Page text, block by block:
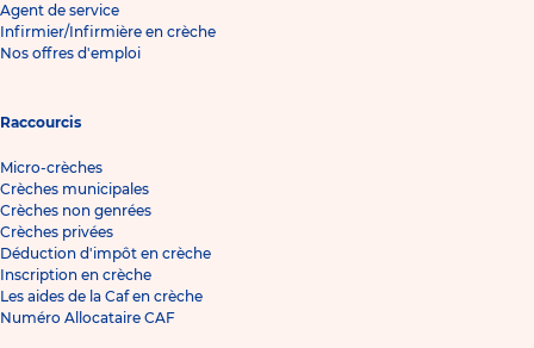
Agent de service
Infirmier/Infirmière en crèche
Nos offres d'emploi
Raccourcis
Micro-crèches
Crèches municipales
Crèches non genrées
Crèches privées
Déduction d'impôt en crèche
Inscription en crèche
Les aides de la Caf en crèche
Numéro Allocataire CAF